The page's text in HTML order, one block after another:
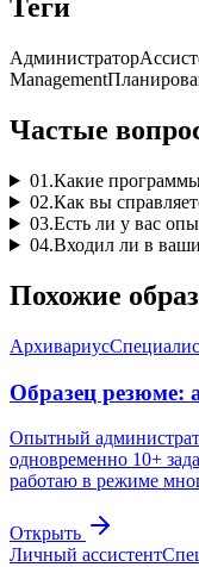
Теги
Администратор
Management
Частые
01 .Какие
02.Как вы
03.Есть ли у вас
04.Входил ли в
Похожие
Архивариус
Образец резюме:
Опытный
одновременно 10+
работаю в режиме
Открыть
Личный ассистент